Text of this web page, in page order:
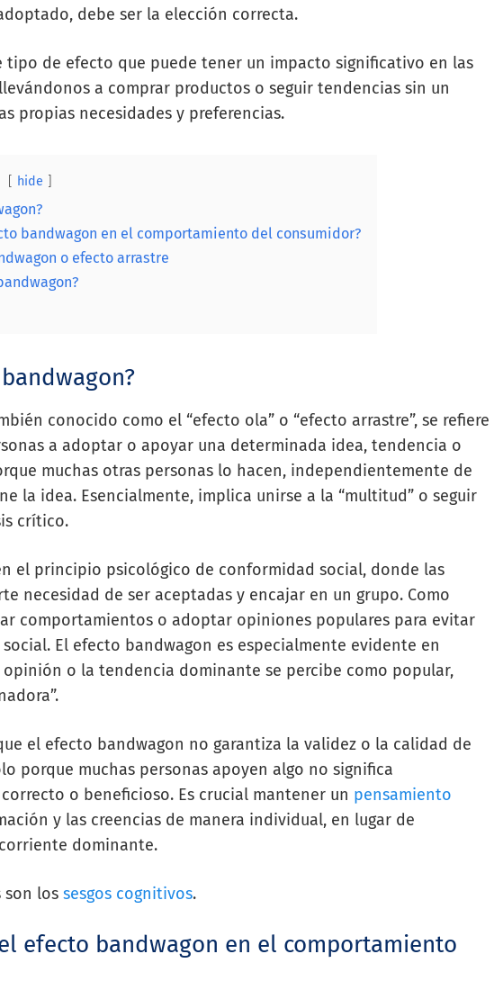
debe ser la elección correcta.
tipo de efecto que puede tener un impacto significativo en las
a comprar productos o seguir tendencias sin un
propias necesidades y preferencias.
hide
bandwagon en el comportamiento del consumidor?
o efecto arrastre
conocido como el “efecto ola” o “efecto arrastre”, se refiere
a adoptar o apoyar una determinada idea, tendencia o
muchas otras personas lo hacen, independientemente de
la idea. Esencialmente, implica unirse a la “multitud” o seguir
crítico.
el principio psicológico de conformidad social, donde las
necesidad de ser aceptadas y encajar en un grupo. Como
comportamientos o adoptar opiniones populares para evitar
El efecto bandwagon es especialmente evidente en
o la tendencia dominante se percibe como popular,
el efecto bandwagon no garantiza la validez o la calidad de
porque muchas personas apoyen algo no significa
o beneficioso. Es crucial mantener un pensamiento
y las creencias de manera individual, en lugar de
dominante.
son los sesgos cognitivos.
efecto bandwagon en el comportamiento